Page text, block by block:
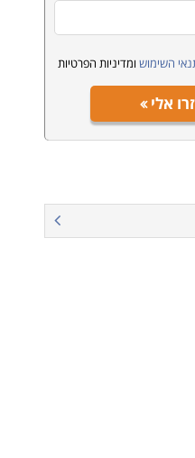
השימוש ומדיניות הפרטיות
אלי